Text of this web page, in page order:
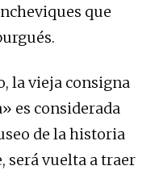
que
la vieja consigna
es considerada
de la historia
será vuelta a traer